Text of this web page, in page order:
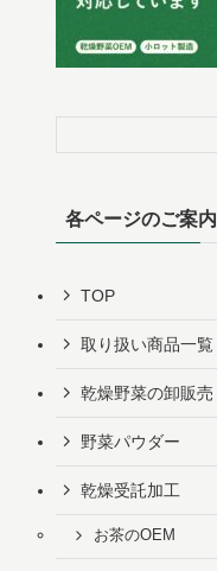
各ページのご案内
TOP
取り扱い商品一覧
乾燥野菜の卸販売
野菜パウダー
乾燥受託加工
お茶のOEM